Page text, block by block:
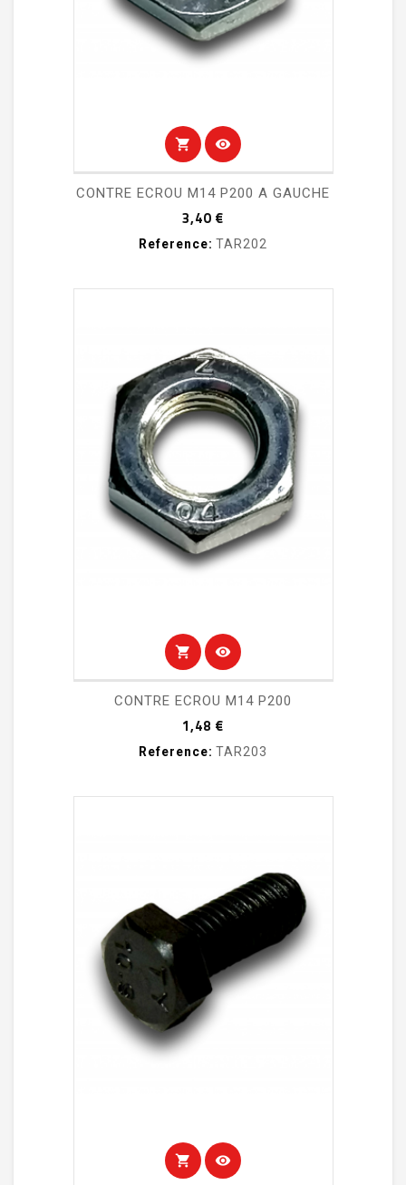
shopping_cart visibility
CONTRE ECROU M14 P200 A GAUCHE
3,40 €
Reference: TAR202
shopping_cart visibility
CONTRE ECROU M14 P200
1,48 €
Reference: TAR203
shopping_cart visibility